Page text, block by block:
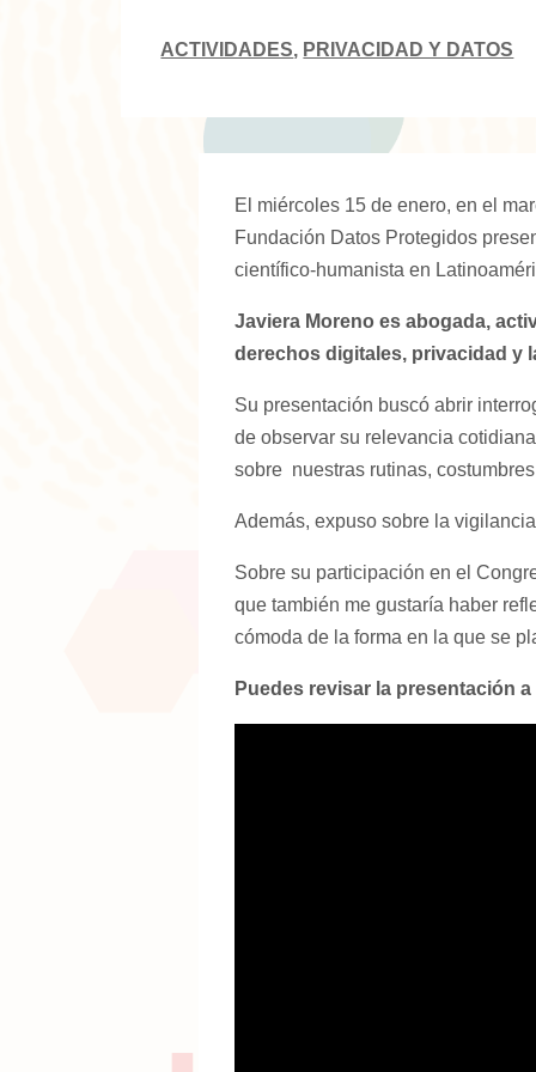
ACTIVIDADES, PRIVACIDAD Y DATOS
El miércoles 15 de enero, en el
Fundación Datos Protegidos
científico-humanista en
Javiera Moreno es abogada,
derechos digitales, privacidad y
Su presentación buscó abrir
de observar su relevancia
sobre nuestras rutinas,
Además, expuso sobre la
Sobre su participación en el
que también me gustaría haber
cómoda de la forma en la que se
Puedes revisar la presentación